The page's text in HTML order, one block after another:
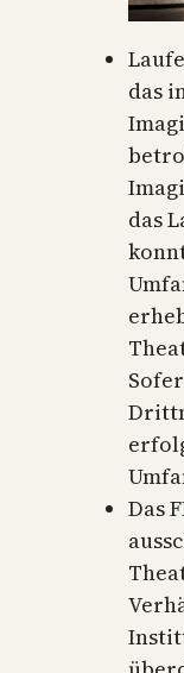
das
das
Das